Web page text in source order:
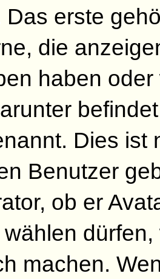
bitte, dass
können,
eine Signatur
an einen
in Ihrem
erstellt haben,
Sie können
an alle Beiträge